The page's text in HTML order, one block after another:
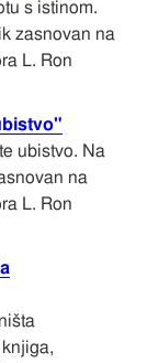
s istinom.
zasnovan na
L. Ron
ubistvo. Na
na
L. Ron